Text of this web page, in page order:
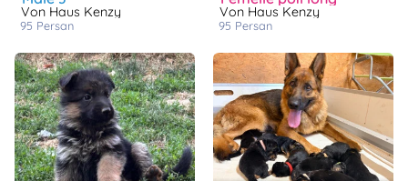
Von Haus Kenzy
95 persan
Von Haus Kenzy
95 persan